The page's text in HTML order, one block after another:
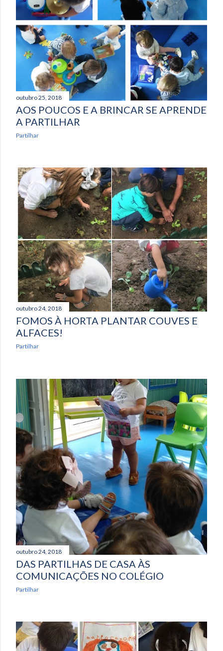
outubro 25, 2018
AOS POUCOS E A BRINCAR SE APRENDE
A PARTILHAR
Partilhar
outubro 24, 2018
FOMOS À HORTA PLANTAR COUVES E
ALFACES!
Partilhar
outubro 24, 2018
DAS PARTILHAS DE CASA ÀS
COMUNICAÇÕES NO COLÉGIO
Partilhar